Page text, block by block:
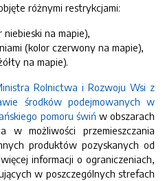
różnymi restrykcjami:
na mapie),
(kolor czerwony na mapie),
na mapie).
Rolnictwa i Rozwoju Wsi z
środków podejmowanych w
pomoru świńw obszarach
w możliwości przemieszczania
produktów pozyskanych od
informacji o ograniczeniach,
w poszczególnych strefach